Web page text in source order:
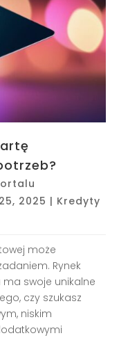
2025 | Kredyty
może
Rynek
swoje unikalne
czy szukasz
niskim